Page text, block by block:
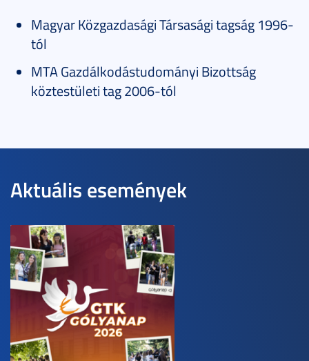
Magyar Közgazdasági Társasági tagság 1996-
tól
MTA Gazdálkodástudományi Bizottság
köztestületi tag 2006-tól
Aktuális események